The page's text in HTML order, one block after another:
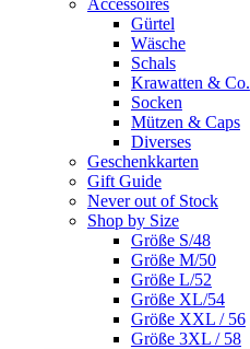
Accessoires
Gürtel
Wäsche
Schals
Krawatten & Co.
Socken
Mützen & Caps
Diverses
Geschenkkarten
Gift Guide
Never out of Stock
Shop by Size
Größe S/48
Größe M/50
Größe L/52
Größe XL/54
Größe XXL / 56
Größe 3XL / 58